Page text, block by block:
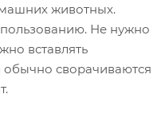
животных.
Не нужно
вставлять
обычно сворачиваются